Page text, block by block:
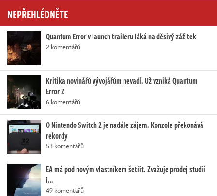
NEPŘEHLÉDNĚTE
Quantum Error v launch traileru láká na děsivý zážitek
2 komentářů
Kritika novinářů vývojářům nevadí. Už vzniká Quantum
Error 2
6 komentářů
O Nintendo Switch 2 je nadále zájem. Konzole překonává
rekordy
53 komentářů
EA má pod novým vlastníkem šetřit. Zvažuje prodej studií
i…
49 komentářů